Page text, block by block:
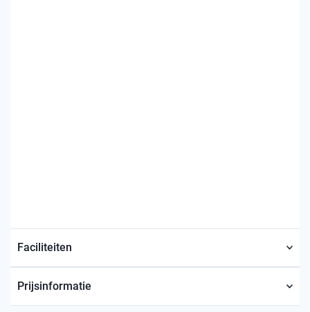
Faciliteiten
Prijsinformatie